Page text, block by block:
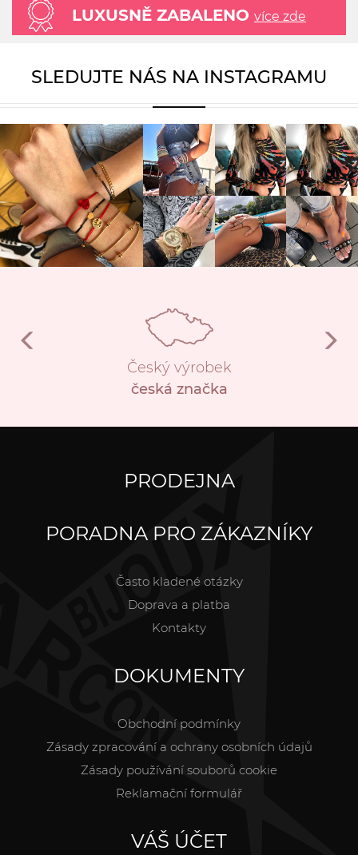
LUXUSNĚ ZABALENO více zde
SLEDUJTE NÁS NA INSTAGRAMU
Český výrobek
česká značka
PRODEJNA
PORADNA PRO ZÁKAZNÍKY
Často kladené otázky
Doprava a platba
Kontakty
DOKUMENTY
Obchodní podmínky
Zásady zpracování a ochrany osobních údajů
Zásady používání souborů cookie
Reklamační formulář
VÁŠ ÚČET